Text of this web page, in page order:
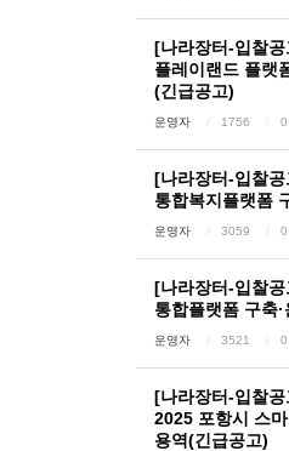
[나라장터-입찰
플레이랜드 플랫
(긴급공고)
운영자 1756 0
[나라장터-입찰
통합복지플랫폼
운영자 3059 0
[나라장터-입찰
통합플랫폼 구축
운영자 3521 0
[나라장터-입찰
2025 포항시 스
용역(긴급공고)